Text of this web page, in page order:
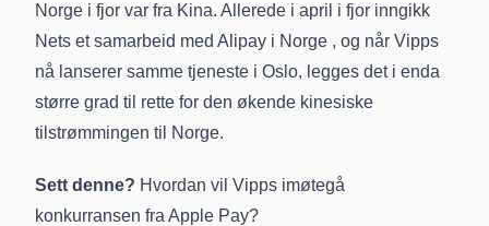
Norge i fjor var fra Kina. Allerede i april i fjor inngikk
Nets et samarbeid med Alipay i Norge , og når Vipps
nå lanserer samme tjeneste i Oslo, legges det i enda
større grad til rette for den økende kinesiske
tilstrømmingen til Norge.
Sett denne? Hvordan vil Vipps imøtegå
konkurransen fra Apple Pay?